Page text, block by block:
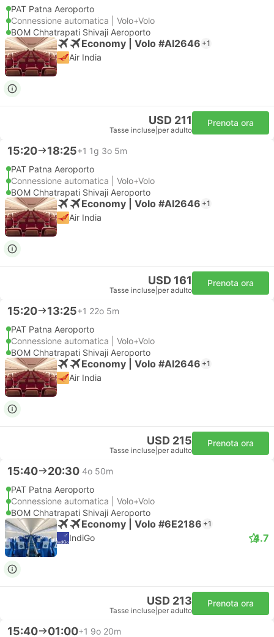
PAT Patna Aeroporto
Connessione automatica | Volo+Volo
BOM Chhatrapati Shivaji Aeroporto
Economy | Volo #AI2646 +1
Air India
USD 211
Tasse incluse per adulto
Prenota ora
15:20 18:25+1 1g 3o 5m
PAT Patna Aeroporto
Connessione automatica | Volo+Volo
BOM Chhatrapati Shivaji Aeroporto
Economy | Volo #AI2646 +1
Air India
USD 161
Tasse incluse per adulto
Prenota ora
15:20 13:25+1 22o 5m
PAT Patna Aeroporto
Connessione automatica | Volo+Volo
BOM Chhatrapati Shivaji Aeroporto
Economy | Volo #AI2646 +1
Air India
USD 215
Tasse incluse per adulto
Prenota ora
15:40 20:30 4o 50m
PAT Patna Aeroporto
Connessione automatica | Volo+Volo
BOM Chhatrapati Shivaji Aeroporto
Economy | Volo #6E2186 +1
IndiGo 4.7
USD 213
Tasse incluse per adulto
Prenota ora
15:40 01:00+1 9o 20m